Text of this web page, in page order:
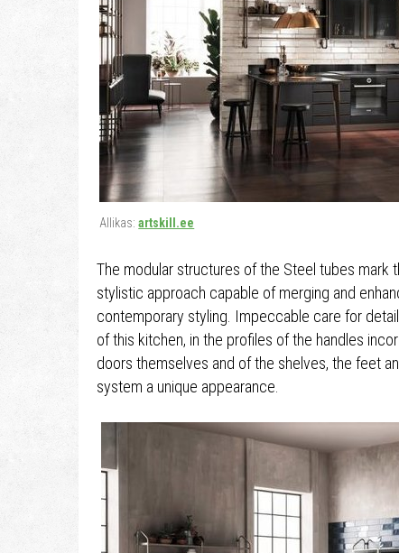
Allikas:artskill.ee
The modular structures of the Steel tubes mark
stylistic approach capable of merging and
contemporary styling. Impeccable care for
of this kitchen, in the profiles of the handles
doors themselves and of the shelves, the feet
system a unique appearance.